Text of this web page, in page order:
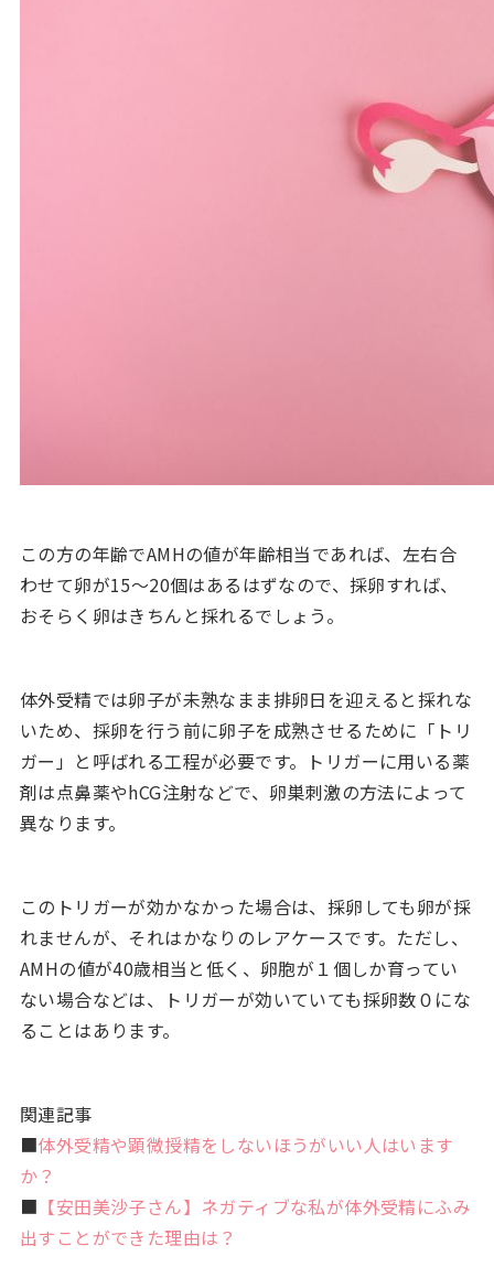
この方の年齢でAMHの値が年齢相当であれば、左右合
わせて卵が15～20個はあるはずなので、採卵すれば、
おそらく卵はきちんと採れるでしょう。
体外受精では卵子が未熟なまま排卵日を迎えると採れな
いため、採卵を行う前に卵子を成熟させるために「トリ
ガー」と呼ばれる工程が必要です。トリガーに用いる薬
剤は点鼻薬やhCG注射などで、卵巣刺激の方法によって
異なります。
このトリガーが効かなかった場合は、採卵しても卵が採
れませんが、それはかなりのレアケースです。ただし、
AMHの値が40歳相当と低く、卵胞が１個しか育ってい
ない場合などは、トリガーが効いていても採卵数０にな
ることはあります。
関連記事
■体外受精や顕微授精をしないほうがいい人はいます
か？
■ 【安田美沙子さん】ネガティブな私が体外受精にふみ
出すことができた理由は？